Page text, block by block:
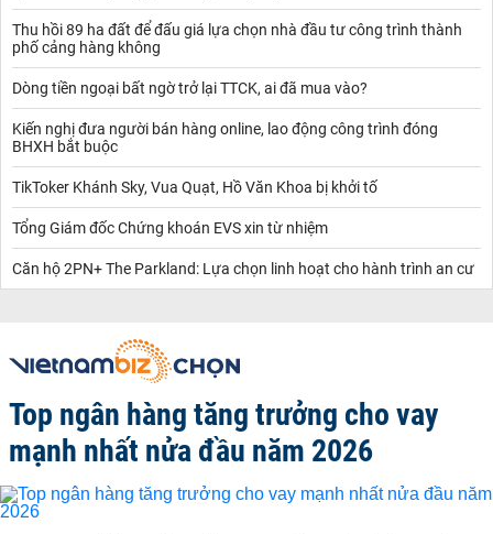
Thu hồi 89 ha đất để đấu giá lựa chọn nhà đầu tư công trình thành
phố cảng hàng không
Dòng tiền ngoại bất ngờ trở lại TTCK, ai đã mua vào?
Kiến nghị đưa người bán hàng online, lao động công trình đóng
BHXH bắt buộc
TikToker Khánh Sky, Vua Quạt, Hồ Văn Khoa bị khởi tố
Tổng Giám đốc Chứng khoán EVS xin từ nhiệm
Căn hộ 2PN+ The Parkland: Lựa chọn linh hoạt cho hành trình an cư
Top ngân hàng tăng trưởng cho vay
mạnh nhất nửa đầu năm 2026